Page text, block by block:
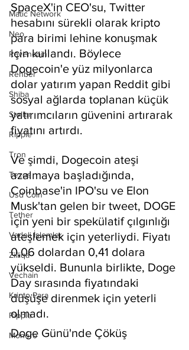
Matic Network
Neo
Ravencoin
Rehber
Shiba
Stellar
Ripple
Tron
Tezos
Usd Coin
Tether
Vadeli İşlemler
Zilliqa
Vechain
Kripto Para
Ripple
Monero
SpaceX'in CEO'su, Twitter
hesabını sürekli olarak kripto
para birimi lehine konuşmak
için kullandı. Böylece
Dogecoin'e yüz milyonlarca
dolar yatırım yapan Reddit gibi
sosyal ağlarda toplanan küçük
yatırımcıların güvenini artırarak
fiyatını artırdı.
Ve şimdi, Dogecoin ateşi
azalmaya başladığında,
Coinbase'in IPO'su ve Elon
Musk'tan gelen bir tweet, DOGE
için yeni bir spekülatif çılgınlığı
ateşlemek için yeterliydi. Fiyatı
0,06 dolardan 0,41 dolara
yükseldi. Bununla birlikte, Doge
Day sırasında fiyatındaki
düşüşe direnmek için yeterli
olmadı.
Doge Günü'nde Çöküş